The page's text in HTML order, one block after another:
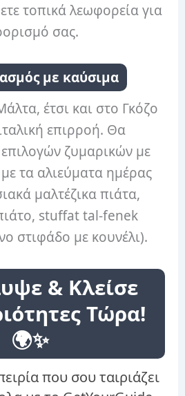
τοπικά λεωφορεία για
σας.
με καύσιμα
έτσι και στο Γκόζο
επιρροή. Θα
ζυμαρικών με
τα αλιεύματα ημέρας
μαλτέζικα πιάτα,
stuffat tal-fenek
στιφάδο με κουνέλι).
& Κλείσε
Τώρα!
🌍✨
που σου ταιριάζει